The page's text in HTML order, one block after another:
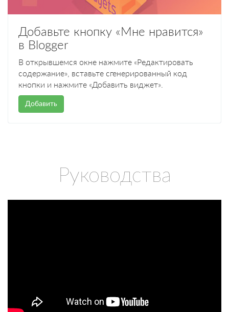
Добавьте кнопку «Мне нравится»
в Blogger
В открывшемся окне нажмите «Редактировать
содержание», вставьте сгенерированный код
кнопки и нажмите «Добавить виджет».
Добавить
Руководства